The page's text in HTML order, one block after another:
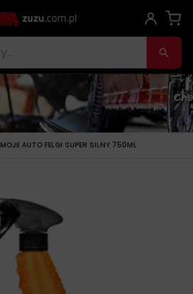
MOJE AUTO FELGI SUPER SILNY 750ML